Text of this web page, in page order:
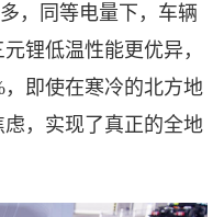
，同等电量下，车辆
锂低温性能更优异，
，即使在寒冷的北方地
，实现了真正的全地